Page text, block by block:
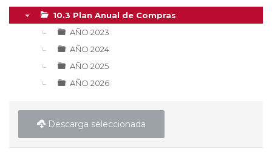
10.3 Plan Anual de Compras
AÑO 2023
AÑO 2024
AÑO 2025
AÑO 2026
Descarga seleccionada